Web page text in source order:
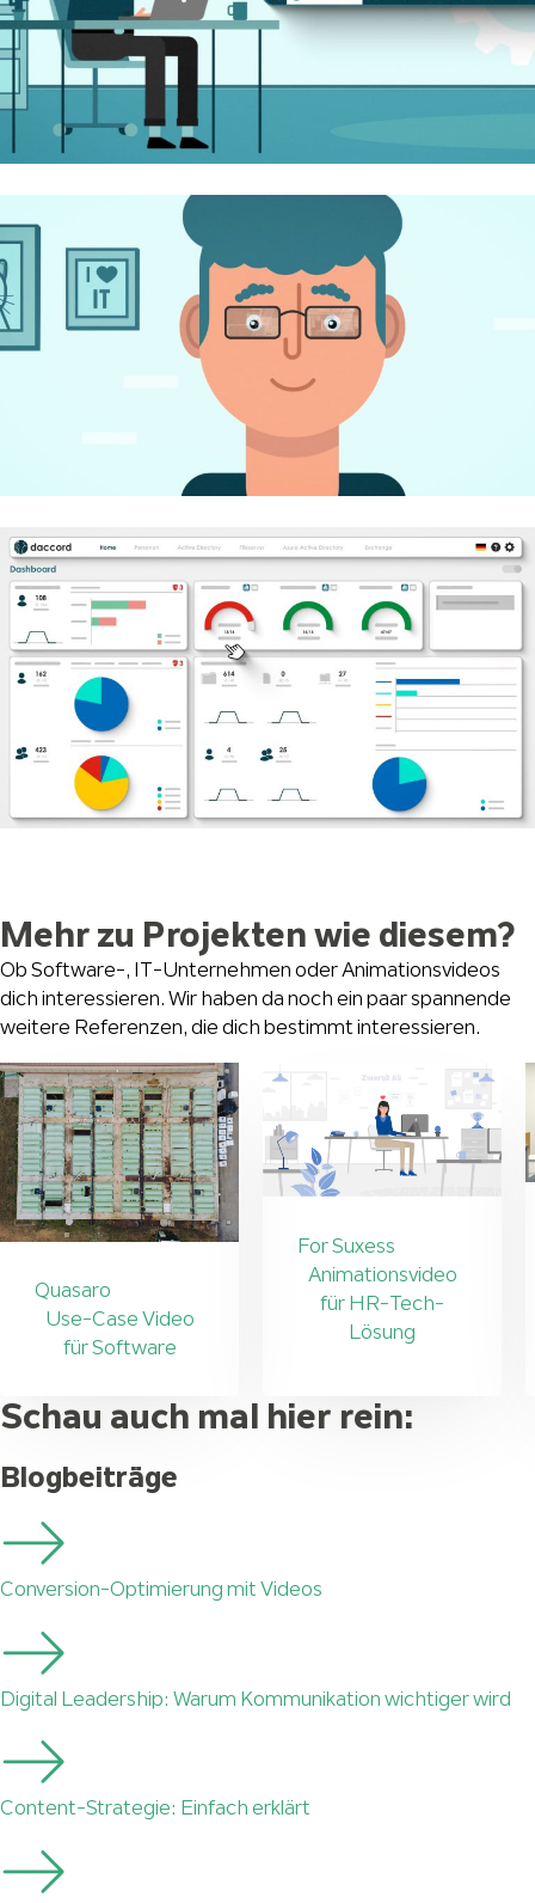
Mehr zu Projekten wie diesem?
Ob Software-, IT-Unternehmen oder Animationsvideos
dich interessieren. Wir haben da noch ein paar spannende
weitere Referenzen, die dich bestimmt interessieren.
Quasaro
Use-Case Video
für Software
For Suxess
Animationsvideo
für HR-Tech-
Lösung
Schau auch mal hier rein:
Blogbeiträge
Conversion-Optimierung mit Videos
Digital Leadership: Warum Kommunikation wichtiger wird
Content-Strategie: Einfach erklärt